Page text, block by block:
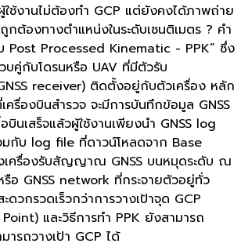
ช้งานไม่ต้องทำ GCP แต่ยังคงได้ภาพถ่าย
กต้องทางตำแหน่งในระดับเซนติเมตร ? คำ
Post Processed Kinematic - PPK” ซึ่ง
บคู่กับโดรนหรือ UAV ที่มีตัวรับ
receiver) ติดตั้งอยู่กับตัวเครื่อง หลัก
ครื่องบินสำรวจ จะมีการบันทึกข้อมูล GNSS
อบินเสร็จแล้วผู้ใช้งานเพียงนำ GNSS log
มกับ log file ที่ดาวน์โหลดจาก Base
เครื่องรับสัญญาณ GNSS บนหมุดระดับ ณ
รือ GNSS network ที่กระจายตัวอยู่ทั่ว
ดวกรวดเร็วกว่าการวางเป้าจุด GCP
และวิธีการทำ PPK ยังสามารถ
ารถวางเป้า GCP ได้